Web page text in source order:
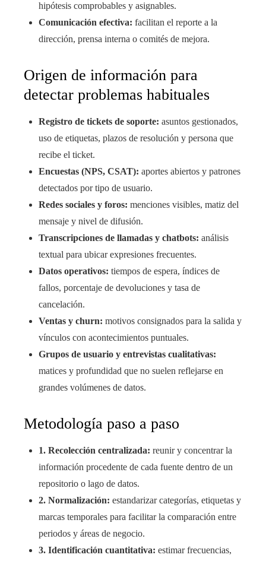
hipótesis comprobables y asignables.
Comunicación efectiva: facilitan el reporte a la
dirección, prensa interna o comités de mejora.
Origen de información para
detectar problemas habituales
Registro de tickets de soporte: asuntos gestionados,
uso de etiquetas, plazos de resolución y persona que
recibe el ticket.
Encuestas (NPS, CSAT): aportes abiertos y patrones
detectados por tipo de usuario.
Redes sociales y foros: menciones visibles, matiz del
mensaje y nivel de difusión.
Transcripciones de llamadas y chatbots: análisis
textual para ubicar expresiones frecuentes.
Datos operativos: tiempos de espera, índices de
fallos, porcentaje de devoluciones y tasa de
cancelación.
Ventas y churn: motivos consignados para la salida y
vínculos con acontecimientos puntuales.
Grupos de usuario y entrevistas cualitativas:
matices y profundidad que no suelen reflejarse en
grandes volúmenes de datos.
Metodología paso a paso
1. Recolección centralizada: reunir y concentrar la
información procedente de cada fuente dentro de un
repositorio o lago de datos.
2. Normalización: estandarizar categorías, etiquetas y
marcas temporales para facilitar la comparación entre
periodos y áreas de negocio.
3. Identificación cuantitativa: estimar frecuencias,